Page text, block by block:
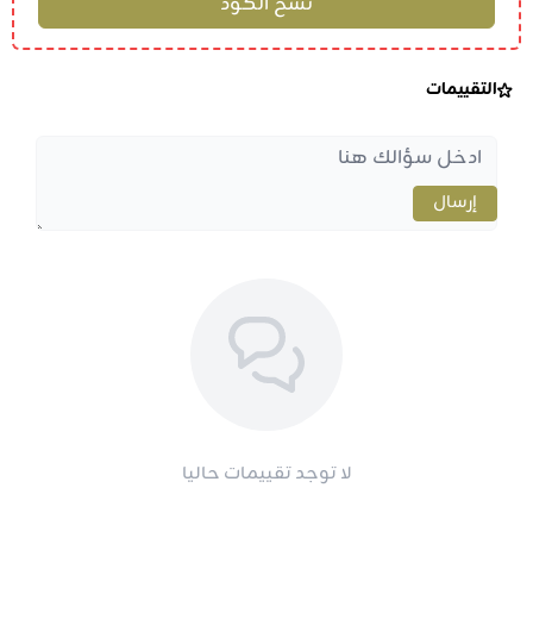
التقييمات
إرسال
لا توجد تقييمات حاليا